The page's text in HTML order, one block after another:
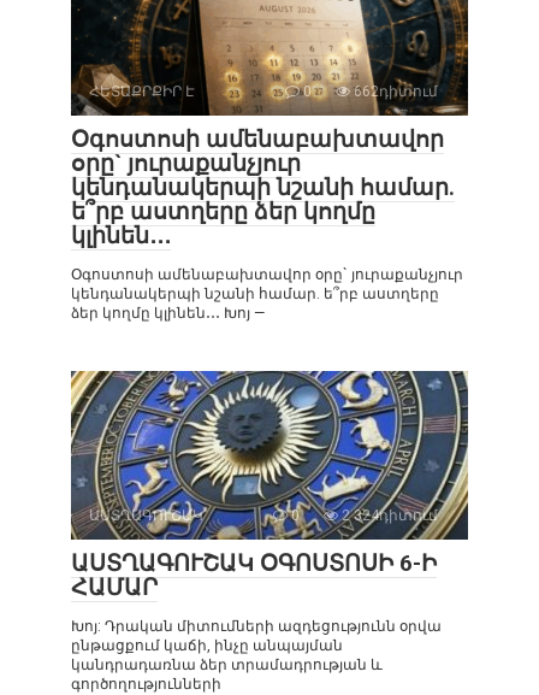
ՀԵՏԱՔՐՔԻՐ Է 0 662դիտում
Օգոստոսի ամենաբախտավոր
օրը` յուրաքանչյուր
կենդանակերպի նշանի համար.
ե՞րբ աստղերը ձեր կողմը
կլինեն․․․
Օգոստոսի ամենաբախտավոր օրը` յուրաքանչյուր
կենդանակերպի նշանի համար. ե՞րբ աստղերը
ձեր կողմը կլինեն․․․ Խոյ —
ԱՍՏՂԱԳՈՒՇԱԿ 0 2 324դիտում
ԱՍՏՂԱԳՈՒՇԱԿ ՕԳՈՍՏՈՍԻ 6-Ի
ՀԱՄԱՐ
Խոյ: Դրական միտումների ազդեցությունն օրվա
ընթացքում կաճի, ինչը անպայման
կանդրադառնա ձեր տրամադրության և
գործողությունների